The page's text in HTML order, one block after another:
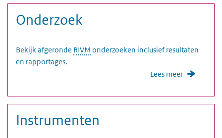
Onderzoek
Bekijk afgeronde RIVM onderzoeken inclusief resultaten
en rapportages.
Lees meer
Instrumenten